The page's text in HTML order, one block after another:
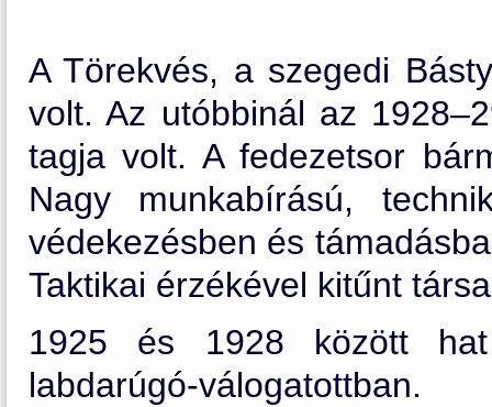
A Törekvés, a szegedi
volt. Az utóbbinál az
tagja volt. A fedezetsor
Nagy munkabírású,
védekezésben és
Taktikai érzékével kitűnt
1925 és 1928 között
labdarúgó-válogatottban.